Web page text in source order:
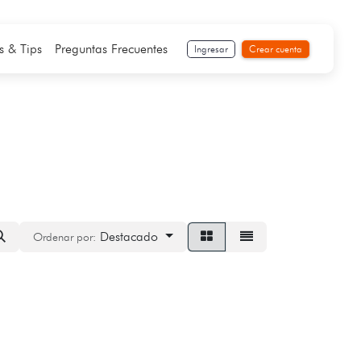
& Tips Preguntas Frecuentes Ingresar Crear cuenta
Ordenar por: Destacado